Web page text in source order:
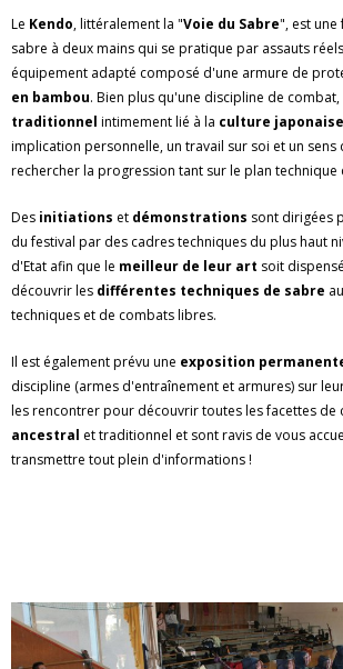
Le Kendo, littéralement la "Voie du Sabre", est
sabre à deux mains qui se pratique par assauts
équipement adapté composé d'une armure de
en bambou. Bien plus qu'une discipline de combat,
traditionnel intimement lié à la culture japonaise
implication personnelle, un travail sur soi et un sens
rechercher la progression tant sur le plan technique
Des initiations et démonstrations sont dirigées
du festival par des cadres techniques du plus haut
d'Etat afin que le meilleur de leur art soit
découvrir les différentes techniques de sabre
techniques et de combats libres.
Il est également prévu une exposition
discipline (armes d'entraînement et armures) sur
les rencontrer pour découvrir toutes les facettes de
ancestral et traditionnel et sont ravis de vous
transmettre tout plein d'informations !